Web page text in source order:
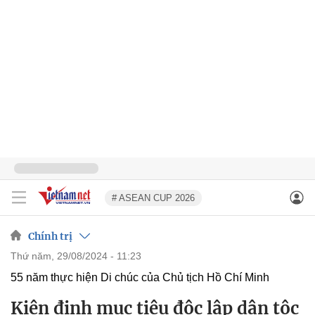
# ASEAN CUP 2026
Chính trị
thứ năm, 29/08/2024 - 11:23
55 năm thực hiện Di chúc của Chủ tịch Hồ Chí Minh
Kiên định mục tiêu độc lập dân tộc